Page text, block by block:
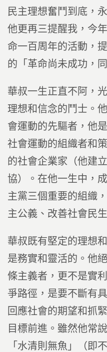
民主理想奮鬥到底，
他更再三提醒我，今
命一百周年的活動，
的「革命尚未成功，
華叔一生正直不阿，
理想和信念的鬥士。
會運動的先驅者，他
社會運動的組織者和
的社會企業家（他建
協）。在他一生中，
主黨三個重要的組織
主公義、改善社會民
華叔既有堅定的理想
是務實和靈活的。他
條主義者，更不是實
爭路徑，是要不斷有
回應社會的期望和抓
目標前進。雖然他常
「水清則無魚」（即